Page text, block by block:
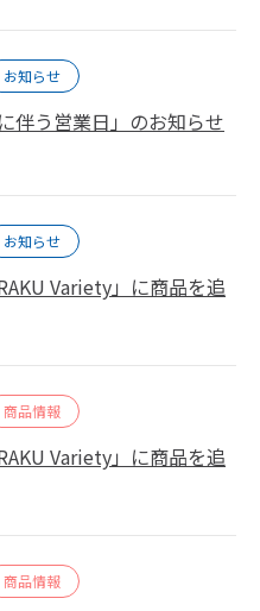
お知らせ
伴う営業日」のお知らせ
お知らせ
Variety」に商品を追
商品情報
Variety」に商品を追
商品情報